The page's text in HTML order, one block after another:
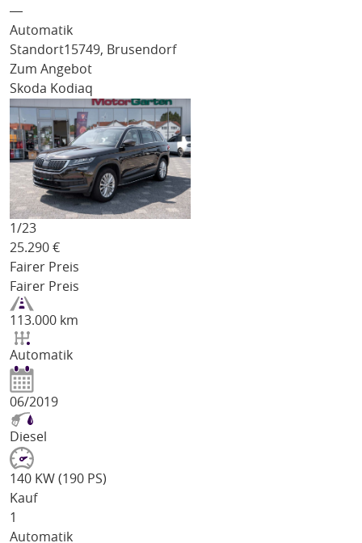
―
Automatik
Standort15749, Brusendorf
Zum Angebot
Skoda Kodiaq
1/23
25.290 €
Fairer Preis
Fairer Preis
113.000 km
Automatik
06/2019
Diesel
140 KW (190 PS)
Kauf
1
Automatik